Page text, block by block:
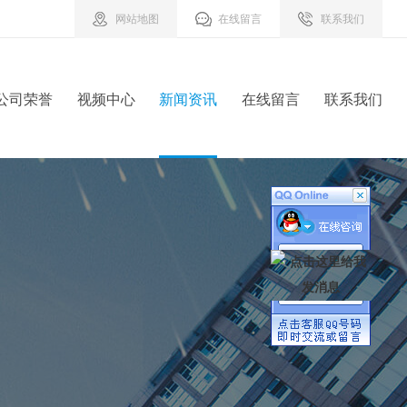
网站地图 在线留言 联系我们
司荣誉 视频中心 新闻资讯 在线留言 联系我们